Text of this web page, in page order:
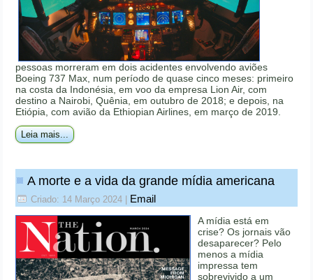
pessoas morreram em dois acidentes envolvendo aviões
Boeing 737 Max, num período de quase cinco meses: primeiro
na costa da Indonésia, em voo da empresa Lion Air, com
destino a Nairobi, Quênia, em outubro de 2018; e depois, na
Etiópia, com avião da Ethiopian Airlines, em março de 2019.
Leia mais...
A morte e a vida da grande mídia americana
Criado: 14 Março 2024 Email
A mídia está em
crise? Os jornais vão
desaparecer? Pelo
menos a mídia
impressa tem
sobrevivido a um